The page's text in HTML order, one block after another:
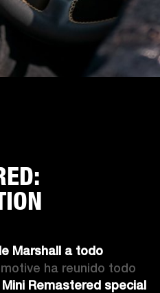
Marshall a todo
ha reunido todo
Mini Remastered special